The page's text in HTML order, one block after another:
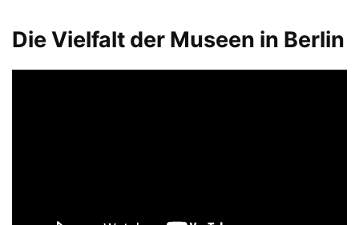
Die Vielfalt der Museen in Berlin